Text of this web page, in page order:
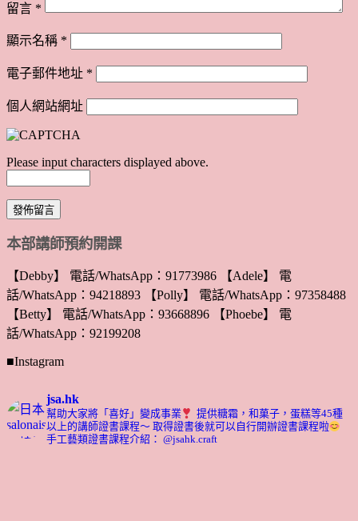
留言 *
顯示名稱 *
電子郵件地址 *
個人網站網址
Please input characters displayed above.
本部講師預約開課
【Debby】 電話/WhatsApp：91773986 【Adele】 電
話/WhatsApp：94218893 【Polly】 電話/WhatsApp：97358488
【Betty】 電話/WhatsApp：93668896 【Phoebe】 電
話/WhatsApp：92199208
■Instagram
jsa.hk
幫助大家將「喜好」變成事業
提供糖霜，和菓子，蛋糕等45種
以上的講師證書課程～ 取得證書後就可以自行開辦證書課程啦
手工藝類證書課程介紹： @jsahk.craft